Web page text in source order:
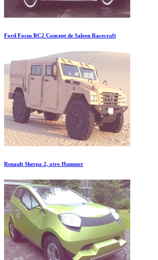
Ford Focus RC2 Concept de Saleen Racecraft
Renault Sherpa 2, otro Hummer